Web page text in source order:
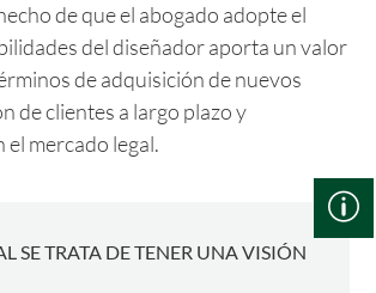
de que el abogado adopte el
del diseñador aporta un valor
de adquisición de nuevos
de clientes a largo plazo y
mercado legal.
SE TRATA DE TENER UNA VISIÓN